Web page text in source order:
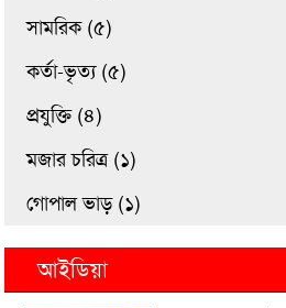
সামরিক (৫)
কর্তা-ভৃত্য (৫)
প্রযুক্তি (৪)
মজার চরিত্র (১)
গোপাল ভাড় (১)
আইডিয়া